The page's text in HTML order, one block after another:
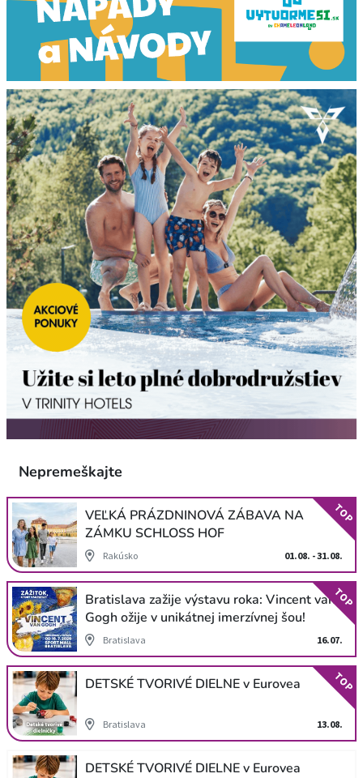
Nepremeškajte
VEĽKÁ PRÁZDNINOVÁ ZÁBAVA NA
ZÁMKU SCHLOSS HOF
Rakúsko 01.08. - 31.08.
TOP
Bratislava zažije výstavu roka: Vincent van
Gogh ožije v unikátnej imerzívnej šou!
Bratislava 16.07.
TOP
DETSKÉ TVORIVÉ DIELNE v Eurovea
Bratislava 13.08.
TOP
DETSKÉ TVORIVÉ DIELNE v Eurovea